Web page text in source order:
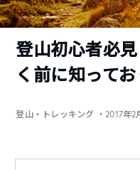
登山初心者必
く前に知って
登山・トレッキング ・2017年2